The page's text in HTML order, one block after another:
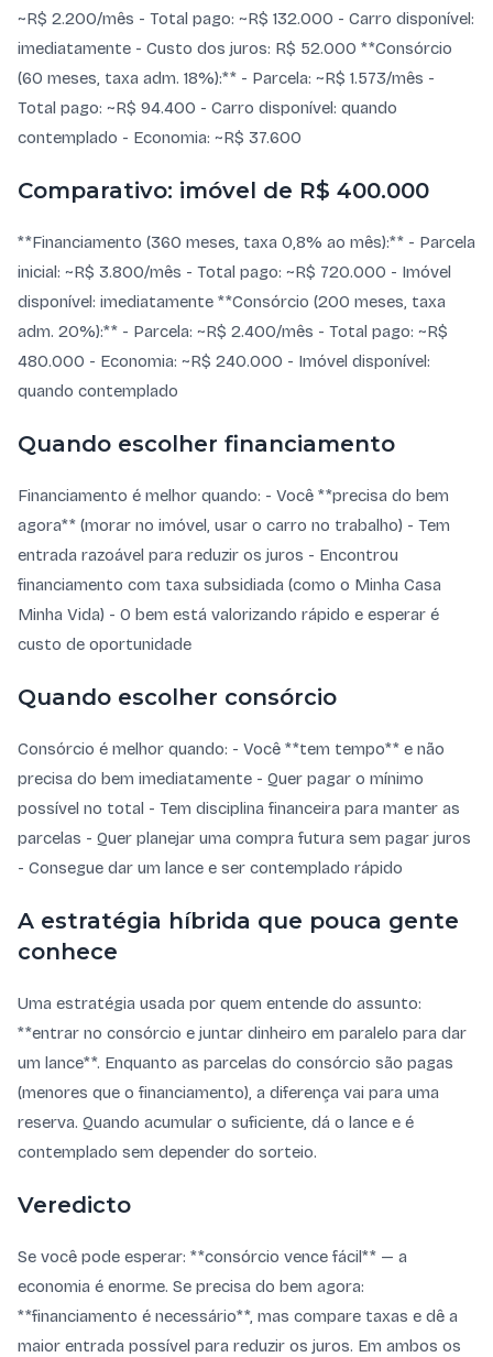
~R$ 2.200/mês - Total pago: ~R$ 132.000 - Carro disponível:
imediatamente - Custo dos juros: R$ 52.000 **Consórcio
(60 meses, taxa adm. 18%):** - Parcela: ~R$ 1.573/mês -
Total pago: ~R$ 94.400 - Carro disponível: quando
contemplado - Economia: ~R$ 37.600
Comparativo: imóvel de R$ 400.000
**Financiamento (360 meses, taxa 0,8% ao mês):** - Parcela
inicial: ~R$ 3.800/mês - Total pago: ~R$ 720.000 - Imóvel
disponível: imediatamente **Consórcio (200 meses, taxa
adm. 20%):** - Parcela: ~R$ 2.400/mês - Total pago: ~R$
480.000 - Economia: ~R$ 240.000 - Imóvel disponível:
quando contemplado
Quando escolher financiamento
Financiamento é melhor quando: - Você **precisa do bem
agora** (morar no imóvel, usar o carro no trabalho) - Tem
entrada razoável para reduzir os juros - Encontrou
financiamento com taxa subsidiada (como o Minha Casa
Minha Vida) - O bem está valorizando rápido e esperar é
custo de oportunidade
Quando escolher consórcio
Consórcio é melhor quando: - Você **tem tempo** e não
precisa do bem imediatamente - Quer pagar o mínimo
possível no total - Tem disciplina financeira para manter as
parcelas - Quer planejar uma compra futura sem pagar juros
- Consegue dar um lance e ser contemplado rápido
A estratégia híbrida que pouca gente
conhece
Uma estratégia usada por quem entende do assunto:
**entrar no consórcio e juntar dinheiro em paralelo para dar
um lance**. Enquanto as parcelas do consórcio são pagas
(menores que o financiamento), a diferença vai para uma
reserva. Quando acumular o suficiente, dá o lance e é
contemplado sem depender do sorteio.
Veredicto
Se você pode esperar: **consórcio vence fácil** — a
economia é enorme. Se precisa do bem agora:
**financiamento é necessário**, mas compare taxas e dê a
maior entrada possível para reduzir os juros. Em ambos os